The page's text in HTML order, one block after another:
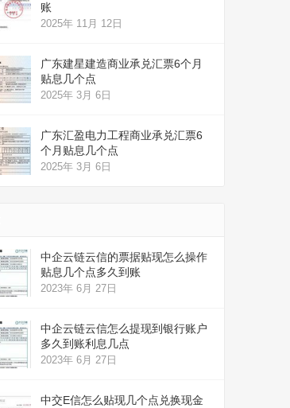
账
2025年 11月 12日
广东建星建造商业承兑汇票6个月
贴息几个点
2025年 3月 6日
广东汇盈电力工程商业承兑汇票6
个月贴息几个点
2025年 3月 6日
中企云链云信的票据贴现怎么操作
贴息几个点多久到账
2023年 6月 27日
中企云链云信怎么提现到银行账户
多久到账利息几点
2023年 6月 27日
中交E信怎么贴现几个点兑换现金